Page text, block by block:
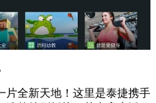
片全新天地！这里是泰捷携手